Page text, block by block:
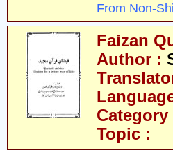
From Non-
Faizan
Author :
Category
Topic :